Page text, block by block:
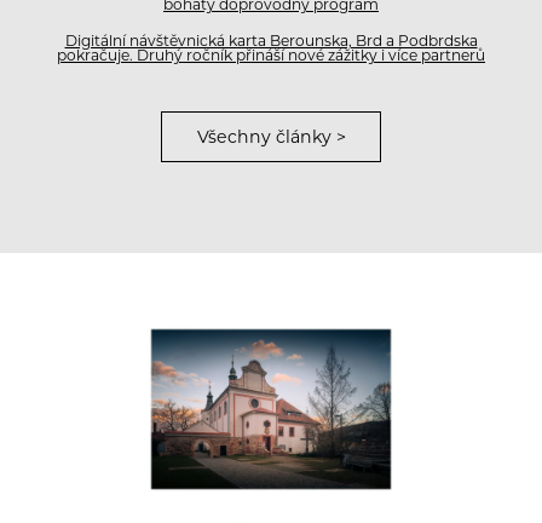
bohatý doprovodný program
Digitální návštěvnická karta Berounska, Brd a Podbrdska
pokračuje. Druhý ročník přináší nové zážitky i více partnerů
Všechny články >